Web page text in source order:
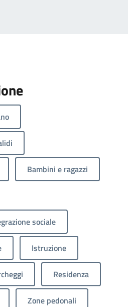
Bambini e ragazzi
sociale
Istruzione
Residenza
Zone pedonali